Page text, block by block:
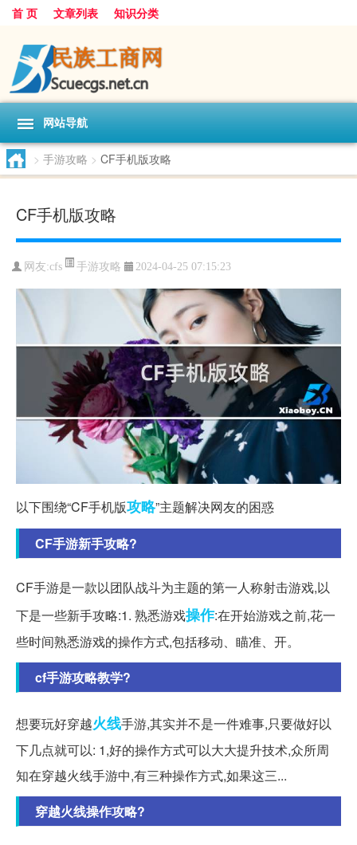
首 页 文章列表 知识分类
网站导航
> 手游攻略 > CF手机版攻略
CF手机版攻略
网友:cfs 手游攻略 2024-04-25 07:15:23
以下围绕“CF手机版攻略”主题解决网友的困惑
CF手游新手攻略?
CF手游是一款以团队战斗为主题的第一人称射击游戏,以
下是一些新手攻略:1. 熟悉游戏操作:在开始游戏之前,花一
些时间熟悉游戏的操作方式,包括移动、瞄准、开。
cf手游攻略教学?
想要玩好穿越火线手游,其实并不是一件难事,只要做好以
下几点就可以: 1,好的操作方式可以大大提升技术,众所周
知在穿越火线手游中,有三种操作方式,如果这三...
穿越火线操作攻略?